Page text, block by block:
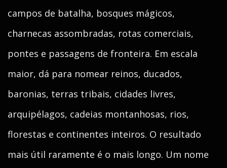
campos de batalha, bosques mágicos,
charnecas assombradas, rotas comerciais,
pontes e passagens de fronteira. Em escala
maior, dá para nomear reinos, ducados,
baronias, terras tribais, cidades livres,
arquipélagos, cadeias montanhosas, rios,
florestas e continentes inteiros. O resultado
mais útil raramente é o mais longo. Um nome